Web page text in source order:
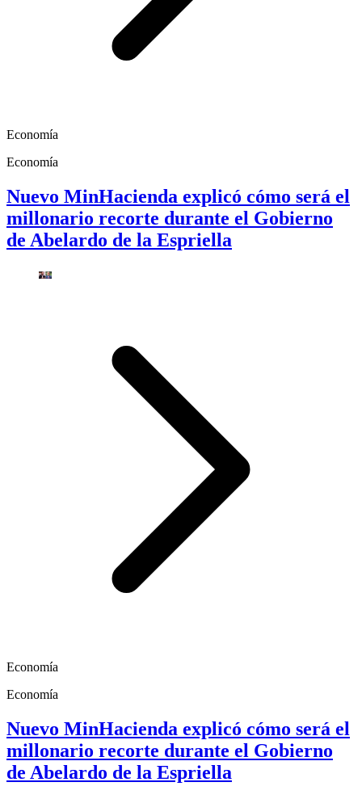
Economía
Economía
Nuevo MinHacienda explicó cómo será el
millonario recorte durante el Gobierno
de Abelardo de la Espriella
Economía
Economía
Nuevo MinHacienda explicó cómo será el
millonario recorte durante el Gobierno
de Abelardo de la Espriella